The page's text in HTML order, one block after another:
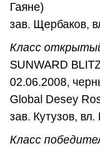
Гаяне)
зав. Щербаков,
Класс
SUNWARD
02.06.2008,
Global Desey
зав. Кутузов,
Класс